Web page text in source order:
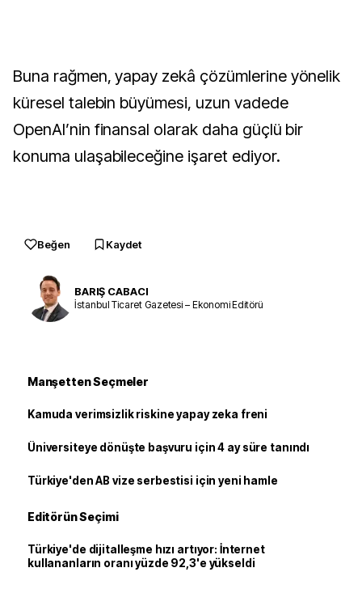
Buna rağmen, yapay zekâ çözümlerine yönelik
küresel talebin büyümesi, uzun vadede
OpenAI’nin finansal olarak daha güçlü bir
konuma ulaşabileceğine işaret ediyor.
Beğen Kaydet
BARIŞ CABACI
İstanbul Ticaret Gazetesi – Ekonomi Editörü
Manşetten Seçmeler
Kamuda verimsizlik riskine yapay zeka freni
Üniversiteye dönüşte başvuru için 4 ay süre tanındı
Türkiye'den AB vize serbestisi için yeni hamle
Editörün Seçimi
Türkiye'de dijitalleşme hızı artıyor: İnternet
kullananların oranı yüzde 92,3'e yükseldi